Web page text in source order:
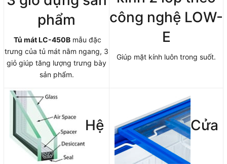
phẩm
Tủ mát LC-450Bmẫu đặc
trưng của tủ mát nằm ngang, 3
giỏ giúp tăng lượng trưng bày
sản phẩm.
công nghệ LOW-
E
Giúp mặt kính luôn trong suốt.
Hệ Cửa